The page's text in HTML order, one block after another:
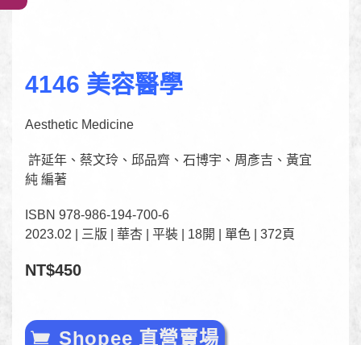
4146 美容醫學
Aesthetic Medicine
許延年、蔡文玲、邱品齊、石博宇、周彥吉、黃宜
純 編著
ISBN 978-986-194-700-6
2023.02 | 三版 | 華杏 | 平裝 | 18開 | 單色 | 372頁
NT$450
Shopee 直營賣場